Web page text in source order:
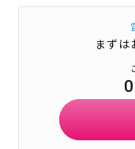
まずは